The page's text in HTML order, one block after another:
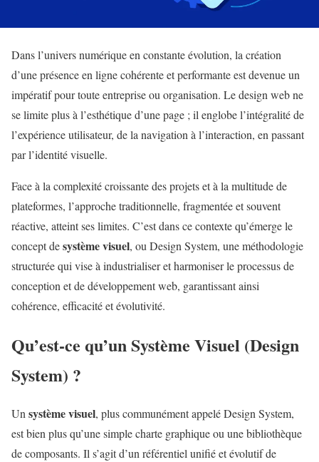
Dans l’univers numérique en constante évolution, la création
d’une présence en ligne cohérente et performante est devenue un
impératif pour toute entreprise ou organisation. Le design web ne
se limite plus à l’esthétique d’une page ; il englobe l’intégralité de
l’expérience utilisateur, de la navigation à l’interaction, en passant
par l’identité visuelle.
Face à la complexité croissante des projets et à la multitude de
plateformes, l’approche traditionnelle, fragmentée et souvent
réactive, atteint ses limites. C’est dans ce contexte qu’émerge le
concept desystème visuel, ou Design System, une méthodologie
structurée qui vise à industrialiser et harmoniser le processus de
conception et de développement web, garantissant ainsi
cohérence, efficacité et évolutivité.
Qu’est-ce qu’unSystème Visuel (Design
System) ?
Unsystème visuel, plus communément appelé Design System,
est bien plus qu’une simple charte graphique ou une bibliothèque
de composants. Il s’agit d’un référentiel unifié et évolutif de